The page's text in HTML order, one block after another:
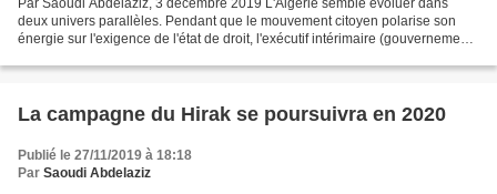
deux univers parallèles. Pendant que le mouvement citoyen polarise son
énergie sur l'exigence de l'état de droit, l'exécutif intérimaire (gouvernement
La campagne du Hirak se poursuivra en 2020
Publié le 27/11/2019 à 18:18
Par Saoudi Abdelaziz